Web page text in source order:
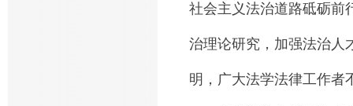
社会主义法治道路砥砺前
治理论研究，加强法治人
明，广大法学法律工作者